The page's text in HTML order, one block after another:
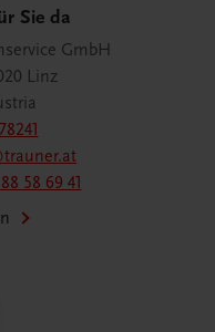
Sie da
GmbH
Linz
58 69 41